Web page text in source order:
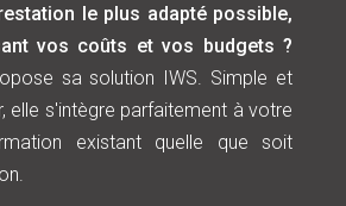
le plus adapté possible,
vos coûts et vos budgets ?
sa solution IWS. Simple et
elle s'intègre parfaitement à votre
existant quelle que soit